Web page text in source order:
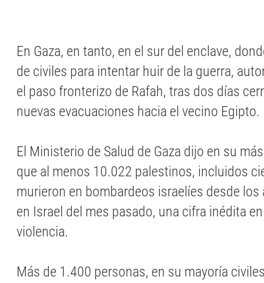
En Gaza, en tanto, en el sur del enclave,
de civiles para intentar huir de la guerra,
el paso fronterizo de Rafah, tras dos días
nuevas evacuaciones hacia el vecino Egipto.
El Ministerio de Salud de Gaza dijo en su
que al menos 10.022 palestinos, incluidos
murieron en bombardeos israelíes desde los
en Israel del mes pasado, una cifra inédita
violencia.
Más de 1.400 personas, en su mayoría